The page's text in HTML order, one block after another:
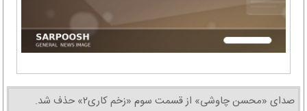
صدای «محسن چاوشی» از قسمت سوم «زخم کاری۲» حذف شد.